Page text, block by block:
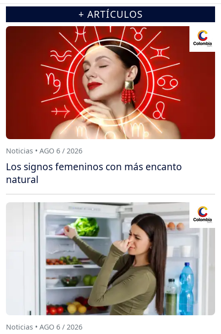
+ ARTÍCULOS
Noticias • AGO 6 / 2026
Los signos femeninos con más encanto
natural
Noticias • AGO 6 / 2026